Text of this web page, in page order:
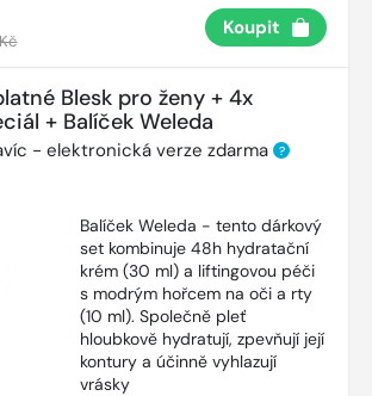
Koupit
Blesk pro ženy + 4x
+ Balíček Weleda
- elektronická verze zdarma ?
Balíček Weleda - tento dárkový
set kombinuje 48h hydratační
krém (30 ml) a liftingovou péči
s modrým hořcem na oči a rty
(10 ml). Společně pleť
hloubkově hydratují, zpevňují její
kontury a účinně vyhlazují
vrásky